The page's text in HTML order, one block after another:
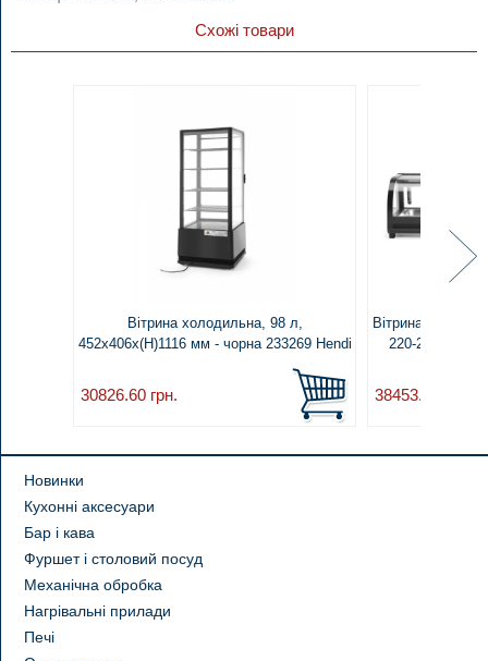
Схожі товари
Вітрина холодильна, 98 л,
452x406x(H)1116 мм - чорна 233269 Hendi
30826.60 грн.
Вітрина для
220-240В/
38453.80
Новинки
Кухонні аксесуари
Бар і кава
Фуршет і столовий посуд
Механічна обробка
Нагрівальні прилади
Печі